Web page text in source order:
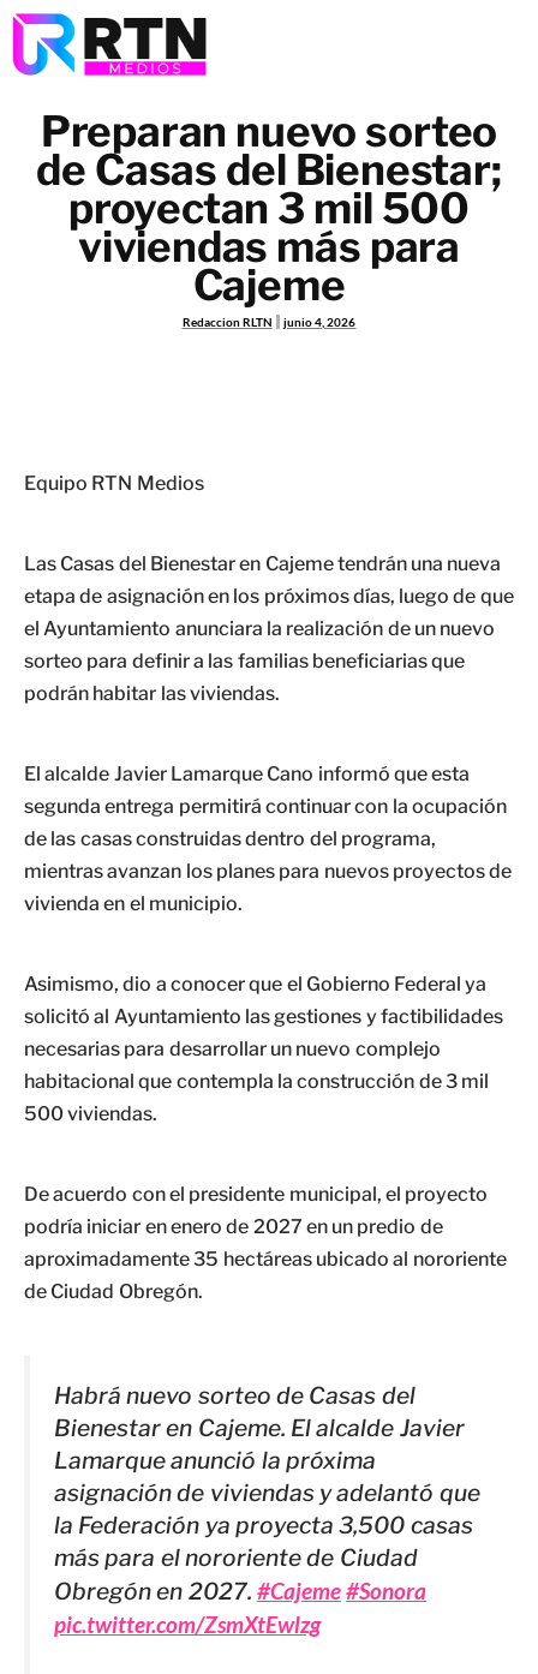
Preparan nuevo sorteo
de Casas del Bienestar;
proyectan 3 mil 500
viviendas más para
Cajeme
Redaccion RLTN junio 4, 2026
Equipo RTN Medios
Las Casas del Bienestar en Cajeme tendrán una nueva
etapa de asignación en los próximos días, luego de que
el Ayuntamiento anunciara la realización de un nuevo
sorteo para definir a las familias beneficiarias que
podrán habitar las viviendas.
El alcalde Javier Lamarque Cano informó que esta
segunda entrega permitirá continuar con la ocupación
de las casas construidas dentro del programa,
mientras avanzan los planes para nuevos proyectos de
vivienda en el municipio.
Asimismo, dio a conocer que el Gobierno Federal ya
solicitó al Ayuntamiento las gestiones y factibilidades
necesarias para desarrollar un nuevo complejo
habitacional que contempla la construcción de 3 mil
500 viviendas.
De acuerdo con el presidente municipal, el proyecto
podría iniciar en enero de 2027 en un predio de
aproximadamente 35 hectáreas ubicado al nororiente
de Ciudad Obregón.
Habrá nuevo sorteo de Casas del
Bienestar en Cajeme. El alcalde Javier
Lamarque anunció la próxima
asignación de viviendas y adelantó que
la Federación ya proyecta 3,500 casas
más para el nororiente de Ciudad
Obregón en 2027. #Cajeme#Sonora
pic.twitter.com/ZsmXtEwlzg